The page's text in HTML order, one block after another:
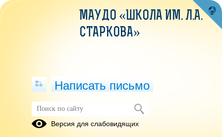
Публикации за 05.06.2026
МАУДО «ШКОЛА ИМ. Л.А.
СТАРКОВА»
Написать письмо
Версия для слабовидящих